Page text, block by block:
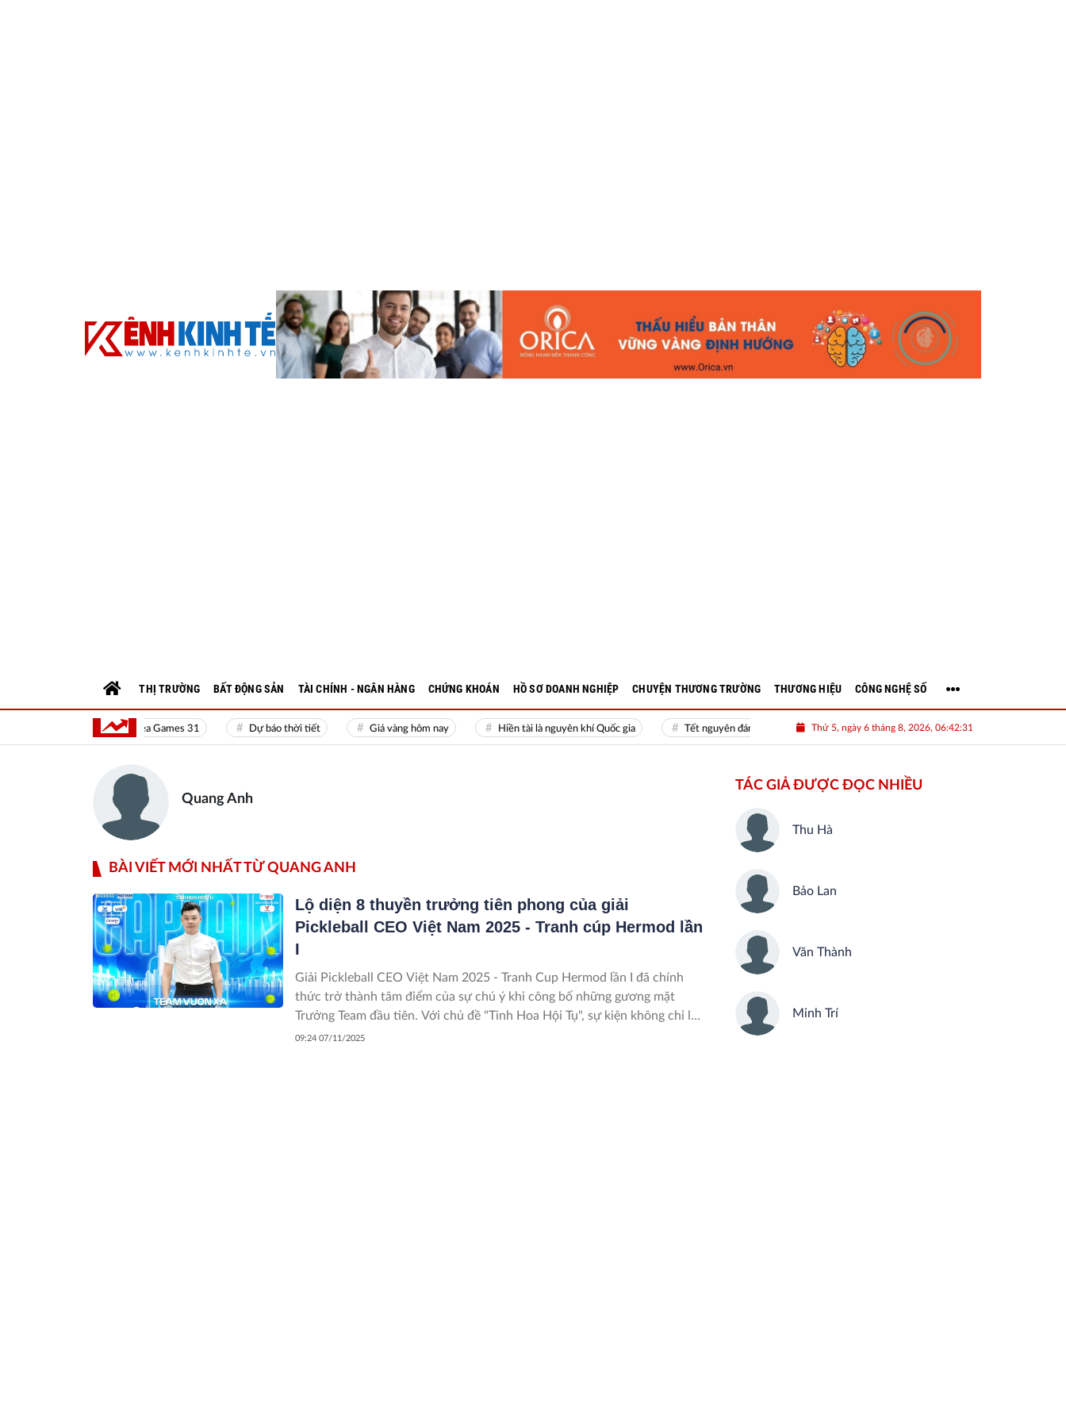
Sea Games 31 Dự báo thời tiết Giá vàng hôm nay Hiền tài là nguyên khí Quốc gia Tết nguyên đán Nhâm Dần 2022 Nguồn nhân lực Việt
Thứ 5, ngày 6 tháng 8, 2026, 06:42:32
THỊ TRƯỜNG BẤT ĐỘNG SẢN TÀI CHÍNH - NGÂN HÀNG CHỨNG KHOÁN HỒ SƠ DOANH NGHIỆP CHUYỆN THƯƠNG TRƯỜNG THƯƠNG HIỆU CÔNG NGHỆ SỐ
Quang Anh
BÀI VIẾT MỚI NHẤT TỪ QUANG ANH
Lộ diện 8 thuyền trưởng tiên phong của giải
Pickleball CEO Việt Nam 2025 - Tranh cúp Hermod lần
I
Giải Pickleball CEO Việt Nam 2025 - Tranh Cup Hermod lần I đã chính
thức trở thành tâm điểm của sự chú ý khi công bố những gương mặt
Trưởng Team đầu tiên. Với chủ đề "Tinh Hoa Hội Tụ", sự kiện không chỉ là
sàn đấu thể thao mà còn là nơi hội ngộ của những nhân vật "siêu VIP" đầy
09:24 07/11/2025
TÁC GIẢ ĐƯỢC ĐỌC NHIỀU
Thu Hà
Bảo Lan
Văn Thành
Minh Trí